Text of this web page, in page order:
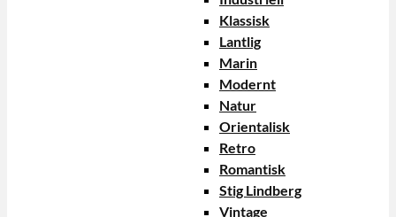
Klassisk
Lantlig
Marin
Modernt
Natur
Orientalisk
Retro
Romantisk
Stig Lindberg
Vintage